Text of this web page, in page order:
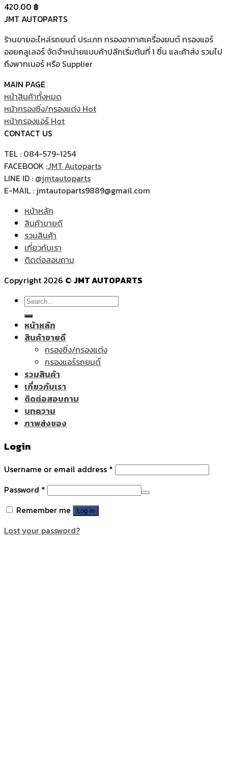
420.00 ฿
JMT AUTOPARTS
ร้านขายอะไหล่รถยนต์ ประเภท กรองอากาศเครื่องยนต์ กรองแอร์
ออยคลูเลอร์ จัดจำหน่ายแบบค้าปลีกเริ่มต้นที่ 1 ชิ้น และค้าส่ง รวมไป
ถึงพาทเนอร์ หรือ Supplier
MAIN PAGE
หน้าสินค้าทั้งหมด
หน้ากรองซิ่ง/กรองแต่ง
หน้ากรองแอร์
CONTACT US
TEL : 084-579-1254
FACEBOOK :JMT Autoparts
LINE ID : @jmtautoparts
E-MAIL : jmtautoparts9889@gmail.com
หน้าหลัก
สินค้าขายดี
รวมสินค้า
เกี่ยวกับเรา
ติดต่อสอบถาม
Copyright 2026 © JMT AUTOPARTS
Search
for:
หน้าหลัก
สินค้าขายดี
กรองซิ่ง/กรองแต่ง
กรองแอร์รถยนต์
รวมสินค้า
เกี่ยวกับเรา
ติดต่อสอบถาม
บทความ
ภาพส่งของ
Login
Username or email address *
Password *
Remember me
Log in
Lost your password?